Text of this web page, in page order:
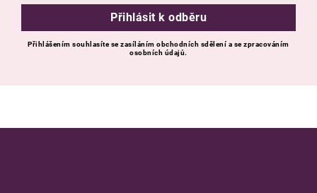
Přihlásit k odběru
Přihlášením souhlasíte se zasíláním obchodních sdělení a se zpracováním
osobních údajů.